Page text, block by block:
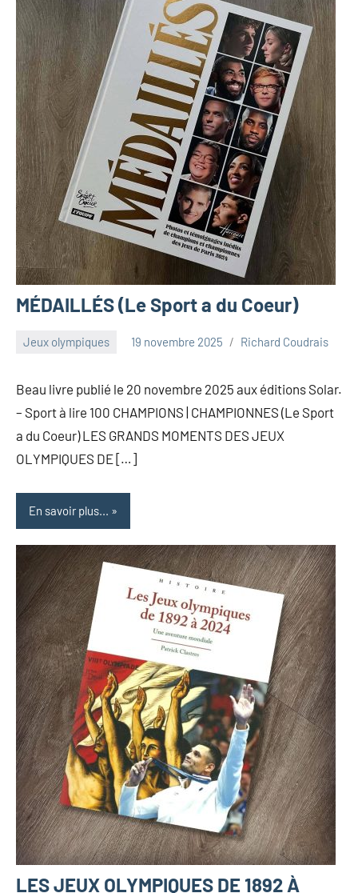
MÉDAILLÉS (Le Sport a du Coeur)
Jeux olympiques 19 novembre 2025 Richard Coudrais
Beau livre publié le 20 novembre 2025 aux éditions Solar.
– Sport à lire 100 CHAMPIONS | CHAMPIONNES (Le Sport
a du Coeur) LES GRANDS MOMENTS DES JEUX
OLYMPIQUES DE […]
En savoir plus...
LES JEUX OLYMPIQUES DE 1892 À